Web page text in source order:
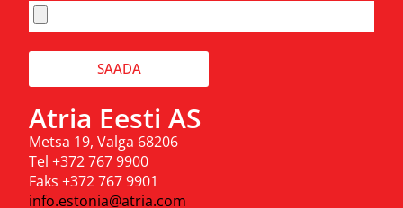
SAADA
Atria Eesti AS
Metsa 19, Valga 68206
Tel +372 767 9900
Faks +372 767 9901
info.estonia@atria.com